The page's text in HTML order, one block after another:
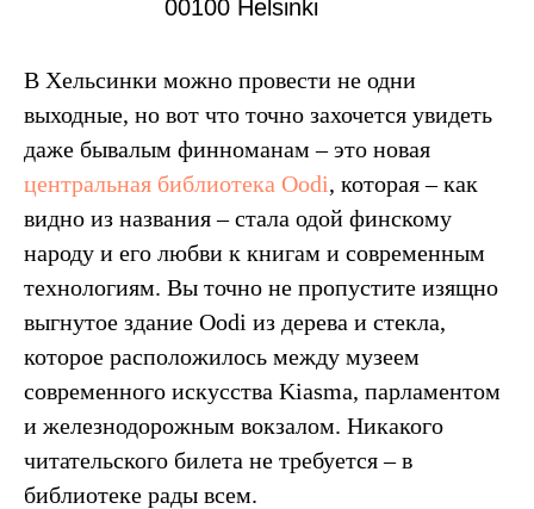
00100 Helsinki
В Хельсинки можно провести не одни
выходные, но вот что точно захочется увидеть
даже бывалым финноманам – это новая
центральная библиотека Oodi, которая – как
видно из названия – стала одой финскому
народу и его любви к книгам и современным
технологиям. Вы точно не пропустите изящно
выгнутое здание Oodi из дерева и стекла,
которое расположилось между музеем
современного искусства Kiasma, парламентом
и железнодорожным вокзалом. Никакого
читательского билета не требуется – в
библиотеке рады всем.